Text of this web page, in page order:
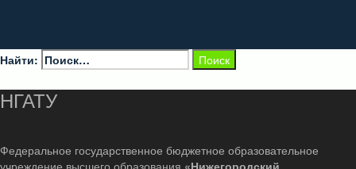
Найти:
НГАТУ
Федеральное государственное бюджетное образовательное
учреждение высшего образования «Нижегородский